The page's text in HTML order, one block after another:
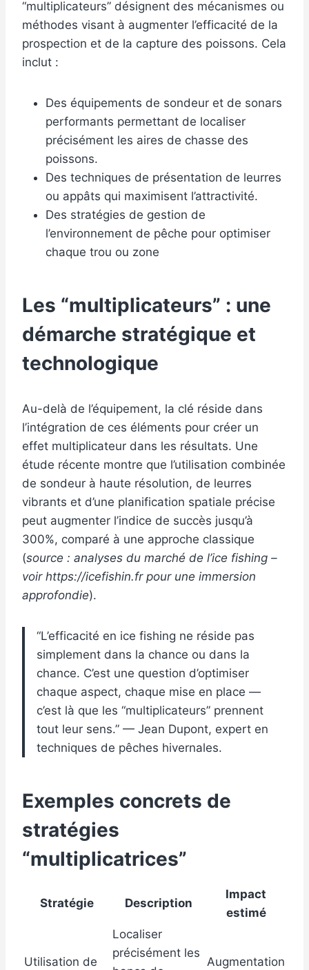
“multiplicateurs” désignent des mécanismes ou
méthodes visant à augmenter l’efficacité de la
prospection et de la capture des poissons. Cela
inclut :
Des équipements de sondeur et de sonars
performants permettant de localiser
précisément les aires de chasse des
poissons.
Des techniques de présentation de leurres
ou appâts qui maximisent l’attractivité.
Des stratégies de gestion de
l’environnement de pêche pour optimiser
chaque trou ou zone
Les “multiplicateurs” : une
démarche stratégique et
technologique
Au-delà de l’équipement, la clé réside dans
l’intégration de ces éléments pour créer un
effet multiplicateur dans les résultats. Une
étude récente montre que l’utilisation combinée
de sondeur à haute résolution, de leurres
vibrants et d’une planification spatiale précise
peut augmenter l’indice de succès jusqu’à
300%, comparé à une approche classique
(source : analyses du marché de l’ice fishing –
voir https://icefishin.fr pour une immersion
approfondie).
“L’efficacité en ice fishing ne réside pas
simplement dans la chance ou dans la
chance. C’est une question d’optimiser
chaque aspect, chaque mise en place —
c’est là que les “multiplicateurs” prennent
tout leur sens.” — Jean Dupont, expert en
techniques de pêches hivernales.
Exemples concrets de
stratégies
“multiplicatrices”
Stratégie Description
Impact
estimé
Utilisation de
Localiser
précisément les
Augmentation